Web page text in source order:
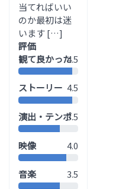
当てればいい
のか最初は迷
います […]
評価
観て良かった4.5
ストーリー 4.5
演出・テンポ3.5
映像 4.0
音楽 3.5